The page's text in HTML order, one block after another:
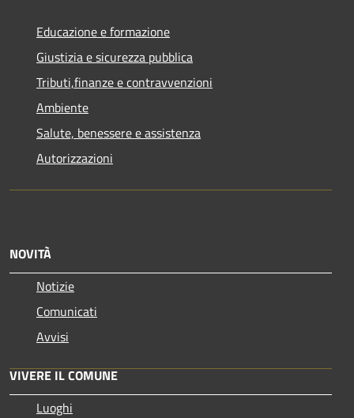
Educazione e formazione
Giustizia e sicurezza pubblica
Tributi,finanze e contravvenzioni
Ambiente
Salute, benessere e assistenza
Autorizzazioni
NOVITÀ
Notizie
Comunicati
Avvisi
VIVERE IL COMUNE
Luoghi